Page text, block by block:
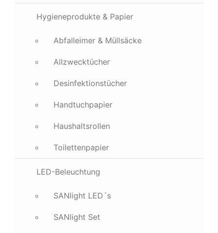
Hygieneprodukte & Papier
Abfalleimer & Müllsäcke
Allzwecktücher
Desinfektionstücher
Handtuchpapier
Haushaltsrollen
Toilettenpapier
LED-Beleuchtung
SANlight LED´s
SANlight Set